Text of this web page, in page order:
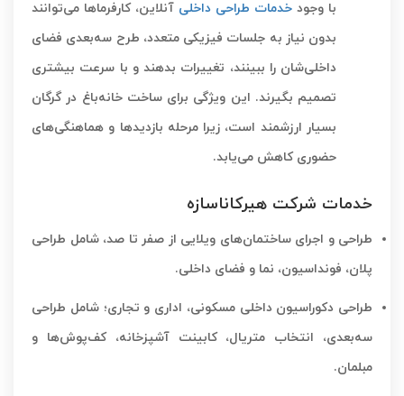
با وجود خدمات طراحی داخلی آنلاین، کارفرماها می‌توانند
بدون نیاز به جلسات فیزیکی متعدد، طرح سه‌بعدی فضای
داخلی‌شان را ببینند، تغییرات بدهند و با سرعت بیشتری
تصمیم بگیرند. این ویژگی برای ساخت خانه‌باغ در گرگان
بسیار ارزشمند است، زیرا مرحله بازدیدها و هماهنگی‌های
حضوری کاهش می‌یابد.
خدمات شرکت هیرکاناسازه
طراحی و اجرای ساختمان‌های ویلایی از صفر تا صد، شامل طراحی
پلان، فونداسیون، نما و فضای داخلی.
طراحی دکوراسیون داخلی مسکونی، اداری و تجاری؛ شامل طراحی
سه‌بعدی، انتخاب متریال، کابینت آشپزخانه، کف‌پوش‌ها و
مبلمان.